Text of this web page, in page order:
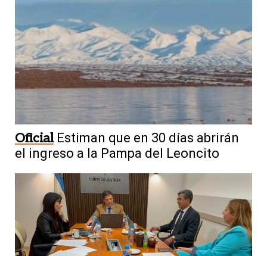
Oficial Estiman que en 30 días abrirán
el ingreso a la Pampa del Leoncito